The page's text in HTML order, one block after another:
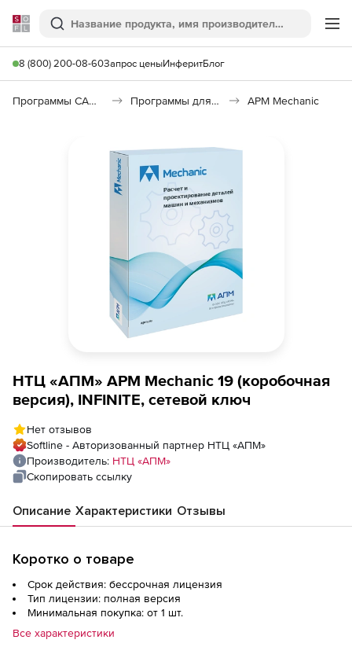
Softline
Поиск
8 (800) 200-08-60Запрос ценыИнферитБлог
Программы САПР и ГИС Программы для машиностроения APM Mechanic
НТЦ «АПМ» APM Mechanic 19 (коробочная
версия), INFINITE, сетевой ключ
Нет отзывов
Softline - Авторизованный партнер НТЦ «АПМ»
Производитель: НТЦ «АПМ»
Скопировать ссылку
Описание Характеристики Отзывы
Коротко о товаре
Срок действия: бессрочная лицензия
Тип лицензии: полная версия
Минимальная покупка: от 1 шт.
Все характеристики